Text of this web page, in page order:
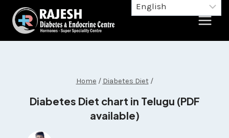
Home / Diabetes Diet /
Diabetes Diet chart in Telugu (PDF
available)